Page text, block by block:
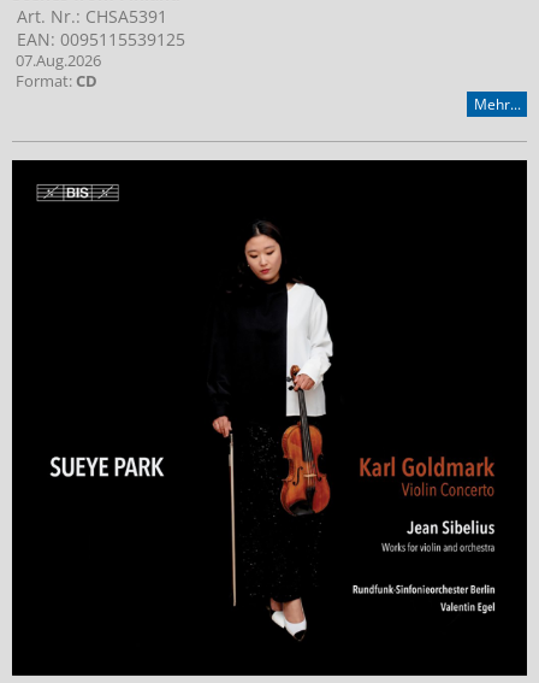
Art. Nr.: CHSA5391
EAN: 0095115539125
07.Aug.2026
Format:CD
Mehr...